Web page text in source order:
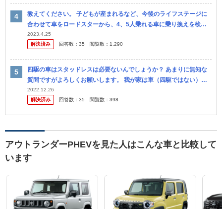
教えてください。 子どもが産まれるなど、今後のライフステージに
合わせて車をロードスターから、4、5人乗れる車に乗り換えを検討
しています。 そこで候補です。 ①ランクルプラド2.7 TX Lパッ...
2023.4.25
解決済み
回答数： 35 閲覧数： 1,290
四駆の車はスタッドレスは必要ないんでしょうか？ あまりに無知な
質問ですがよろしくお願いします。 我が家は車（四駆ではない）を
一台所有していますが雪の日は、 仮にスタッドレスでも怖すぎて運
転しま...
2022.12.26
解決済み
回答数： 35 閲覧数： 398
アウトランダーPHEVを見た人はこんな車と比較して
います